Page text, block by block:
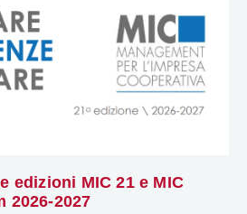
edizioni MIC 21 e MIC
2026-2027